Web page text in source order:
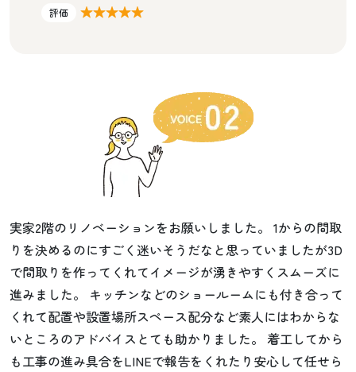
評価 ★★★★★
実家2階のリノベーションをお願いしました。 1からの間取
りを決めるのにすごく迷いそうだなと思っていましたが3D
で間取りを作ってくれてイメージが湧きやすくスムーズに
進みました。 キッチンなどのショールームにも付き合って
くれて配置や設置場所スペース配分など素人にはわからな
いところのアドバイスとても助かりました。 着工してから
も工事の進み具合をLINEで報告をくれたり安心して任せら